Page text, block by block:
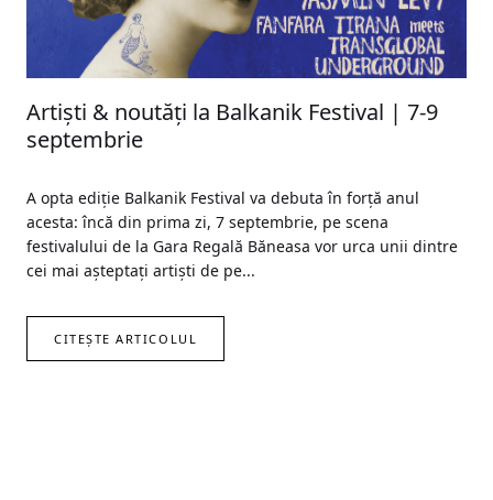
Artiști & noutăți la Balkanik Festival | 7-9
septembrie
A opta ediție Balkanik Festival va debuta în forță anul
acesta: încă din prima zi, 7 septembrie, pe scena
festivalului de la Gara Regală Băneasa vor urca unii dintre
cei mai așteptați artiști de pe...
CITEȘTE ARTICOLUL